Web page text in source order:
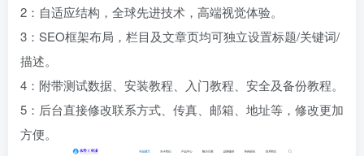
2：自适应结构，全球先进技术，高端视觉体验。
3：SEO框架布局，栏目及文章页均可独立设置标题/关键词/
描述。
4：附带测试数据、安装教程、入门教程、安全及备份教程。
5：后台直接修改联系方式、传真、邮箱、地址等，修改更加
方便。